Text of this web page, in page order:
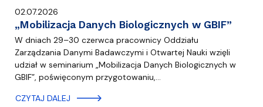
02.07.2026
„Mobilizacja Danych Biologicznych w GBIF”
W dniach 29–30 czerwca pracownicy Oddziału
Zarządzania Danymi Badawczymi i Otwartej Nauki wzięli
udział w seminarium „Mobilizacja Danych Biologicznych w
GBIF”, poświęconym przygotowaniu,…
CZYTAJ DALEJ